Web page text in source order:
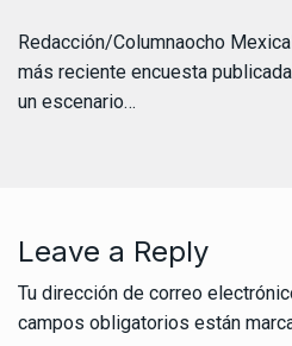
Redacción/Columnaocho
más reciente encuesta
un escenario…
Leave a Reply
Tu dirección de correo
campos obligatorios están